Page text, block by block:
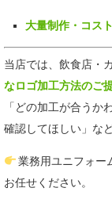
大量制作・コス
当店では、飲食店・
なロゴ加工方法のご
「どの加工が合うか
確認してほしい」な
業務用ユニフォー
お任せください。